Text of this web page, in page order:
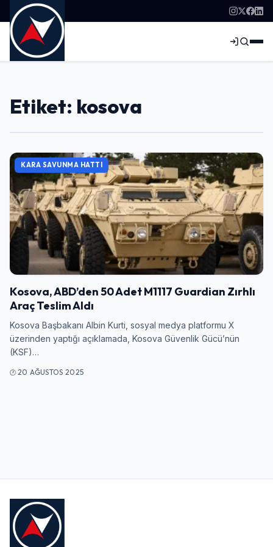
Etiket: kosova
KARA SAVUNMA HATTI
Kosova, ABD’den 50 Adet M1117 Guardian Zırhlı
Araç Teslim Aldı
Kosova Başbakanı Albin Kurti, sosyal medya platformu X
üzerinden yaptığı açıklamada, Kosova Güvenlik Gücü’nün
(KSF)…
20 AĞUSTOS 2025
Giriş Yap
Şifre